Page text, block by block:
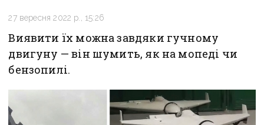
27 вересня 2022 р., 15:26
Виявити їх можна завдяки гучному
двигуну — він шумить, як на мопеді чи
бензопилі.